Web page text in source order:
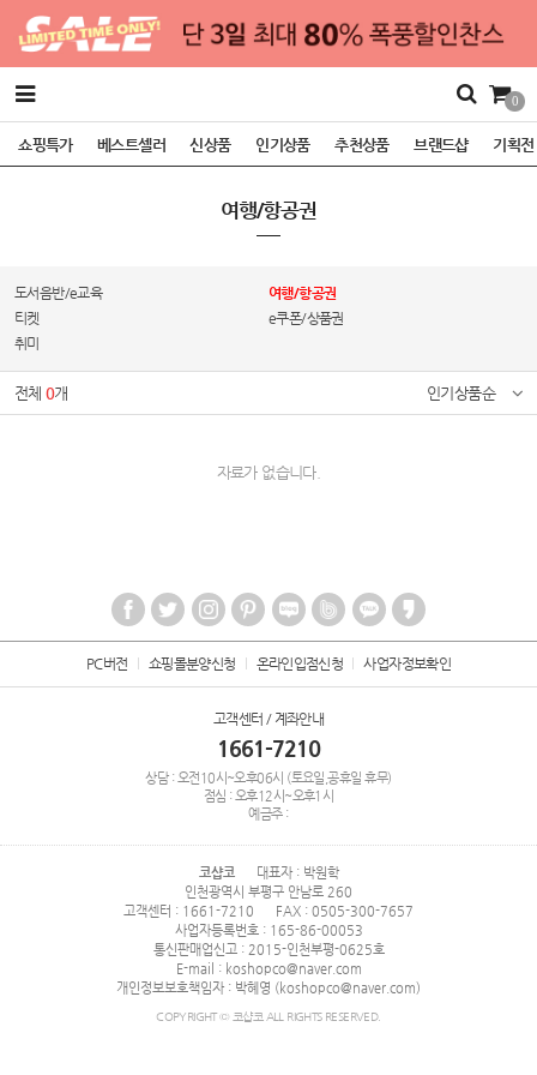
0
쇼핑특가 베스트셀러 신상품 인기상품 추천상품 브랜드샵 기획전
여행/항공권
도서음반/e교육
여행/항공권
티켓
e쿠폰/상품권
취미
전체0개 인기상품순
자료가 없습니다.
PC버전 쇼핑몰분양신청 온라인입점신청 사업자정보확인
고객센터 / 계좌안내
1661-7210
상담 : 오전10시~오후06시 (토요일,공휴일 휴무)
점심 : 오후12시~오후1시
예금주 :
코샵코
대표자 : 박원학
인천광역시 부평구 안남로 260
고객센터 : 1661-7210
FAX : 0505-300-7657
사업자등록번호 : 165-86-00053
통신판매업신고 : 2015-인천부평-0625호
E-mail : koshopco@naver.com
개인정보보호책임자 : 박혜영 (koshopco@naver.com)
COPYRIGHT © 코샵코 ALL RIGHTS RESERVED.